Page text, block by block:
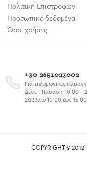
Πολιτική Επιστροφών
Προσωπικά δεδομένα
Όροι χρήσης
+30 2651023002
Για τηλεφωνικές
Δευτ. -Παρασκ. 10:00 -
Σάββατο 10:00 έως 15:00
COPYRIGHT ©